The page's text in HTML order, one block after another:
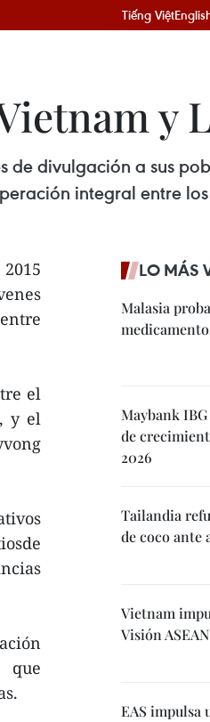
Tiếng Việt
y
de divulgación a sus
integral entre
el
y el
que
LO MÁS
Malasia
Maybank
de
2026
Tailandia
de coco ante
Vietnam
Visión
EAS impulsa